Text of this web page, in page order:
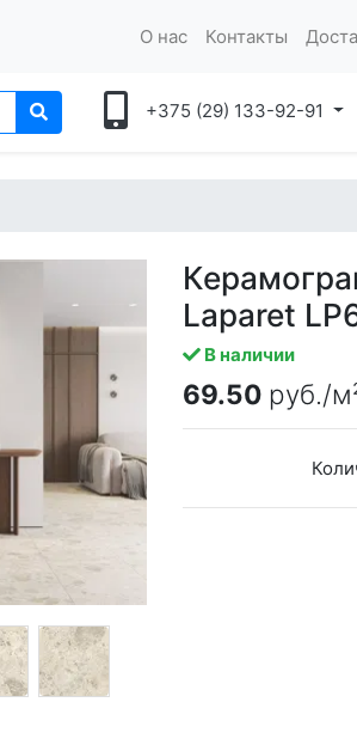
О нас Контакты
+375 (29) 133-92-91
Laparet
В наличии
69.50 руб./